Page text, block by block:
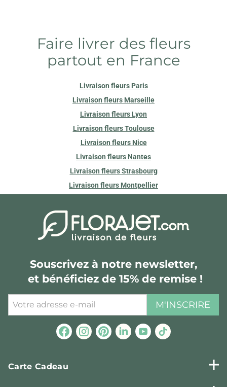
Faire livrer des fleurs
partout en France
Livraison fleurs Paris
Livraison fleurs Marseille
Livraison fleurs Lyon
Livraison fleurs Toulouse
Livraison fleurs Nice
Livraison fleurs Nantes
Livraison fleurs Strasbourg
Livraison fleurs Montpellier
Souscrivez à notre newsletter,
et bénéficiez de 15% de remise !
M'INSCRIRE
Carte Cadeau